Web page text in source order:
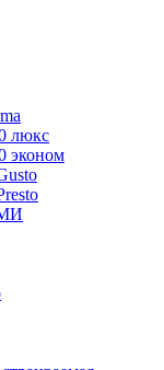
люкс
эконом